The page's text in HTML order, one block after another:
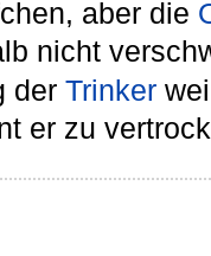
aber die
nicht
derTrinker
er zu